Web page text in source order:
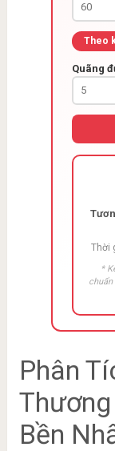
Theo
Quãng
Thời
*
Phân
Bền